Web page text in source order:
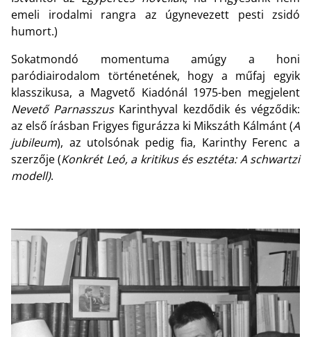
emeli irodalmi rangra az úgynevezett pesti zsidó
humort.)
Sokatmondó momentuma amúgy a honi
paródiairodalom történetének, hogy a műfaj egyik
klasszikusa, a Magvető Kiadónál 1975-ben megjelent
Nevető ParnasszusKarinthyval kezdődik és végződik:
az első írásban Frigyes figurázza ki Mikszáth Kálmánt (A
jubileum), az utolsónak pedig fia, Karinthy Ferenc a
szerzője (Konkrét Leó, a kritikus és esztéta: A schwartzi
modell).